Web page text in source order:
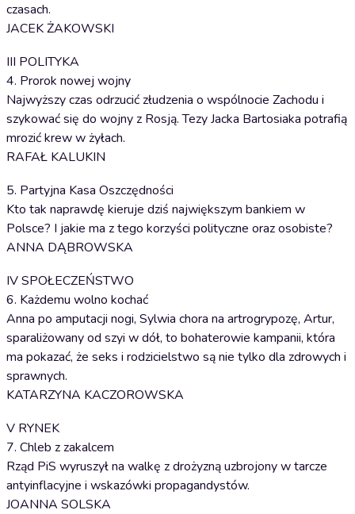
czasach.
JACEK ŻAKOWSKI
III POLITYKA
4. Prorok nowej wojny
Najwyższy czas odrzucić złudzenia o wspólnocie Zachodu i
szykować się do wojny z Rosją. Tezy Jacka Bartosiaka potrafią
mrozić krew w żyłach.
RAFAŁ KALUKIN
5. Partyjna Kasa Oszczędności
Kto tak naprawdę kieruje dziś największym bankiem w
Polsce? I jakie ma z tego korzyści polityczne oraz osobiste?
ANNA DĄBROWSKA
IV SPOŁECZEŃSTWO
6. Każdemu wolno kochać
Anna po amputacji nogi, Sylwia chora na artrogrypozę, Artur,
sparaliżowany od szyi w dół, to bohaterowie kampanii, która
ma pokazać, że seks i rodzicielstwo są nie tylko dla zdrowych i
sprawnych.
KATARZYNA KACZOROWSKA
V RYNEK
7. Chleb z zakalcem
Rząd PiS wyruszył na walkę z drożyzną uzbrojony w tarcze
antyinflacyjne i wskazówki propagandystów.
JOANNA SOLSKA